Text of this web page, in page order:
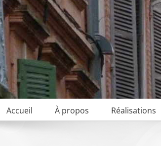
Accueil À propos Réalisations